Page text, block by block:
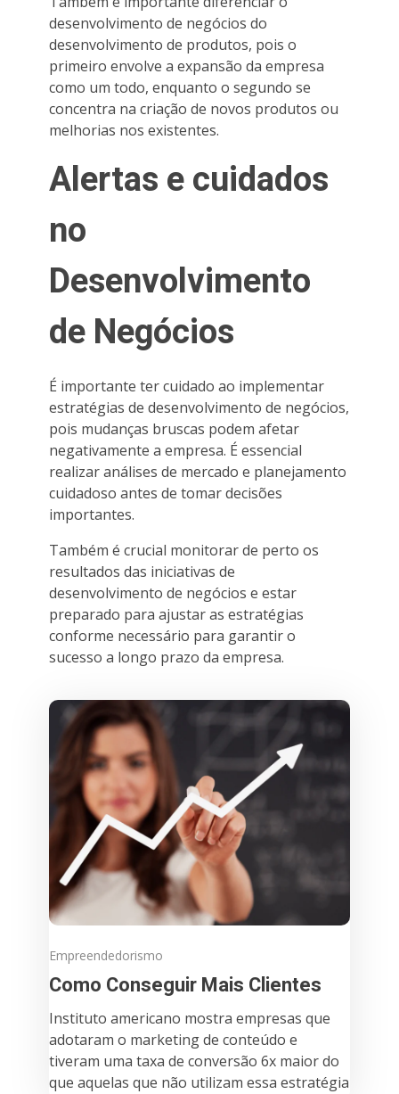
desenvolvimento de negócios do
desenvolvimento de produtos, pois o
primeiro envolve a expansão da empresa
como um todo, enquanto o segundo se
concentra na criação de novos produtos ou
melhorias nos existentes.
Alertas e cuidados
no
Desenvolvimento
de Negócios
É importante ter cuidado ao implementar
estratégias de desenvolvimento de negócios,
pois mudanças bruscas podem afetar
negativamente a empresa. É essencial
realizar análises de mercado e planejamento
cuidadoso antes de tomar decisões
importantes.
Também é crucial monitorar de perto os
resultados das iniciativas de
desenvolvimento de negócios e estar
preparado para ajustar as estratégias
conforme necessário para garantir o
sucesso a longo prazo da empresa.
Empreendedorismo
Como Conseguir Mais Clientes
Instituto americano mostra empresas que
adotaram o marketing de conteúdo e
tiveram uma taxa de conversão 6x maior do
que aquelas que não utilizam essa estratégia